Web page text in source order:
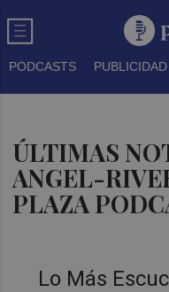
PODCASTS PUBLICIDAD
ÚLTIMAS
ANGEL-
PLAZA
Lo Más